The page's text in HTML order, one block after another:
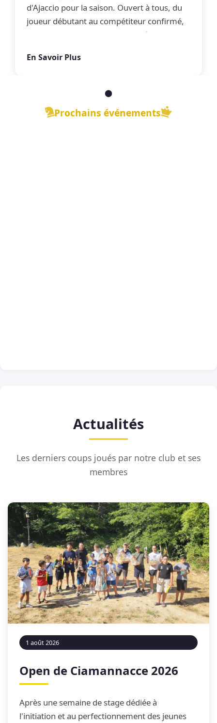
d'Ajaccio pour la saison. Ouvert à tous, du
joueur débutant au compétiteur confirmé,
le club propose une offre complète
de jeu libre dans une ambiance conviviale.
En Savoir Plus
Prochains événements
Actualités
Les derniers coups joués par notre club et ses
membres
1 août 2026
Open de Ciamannacce 2026
Après une semaine de stage dédiée à
l'initiation et au perfectionnement des jeunes